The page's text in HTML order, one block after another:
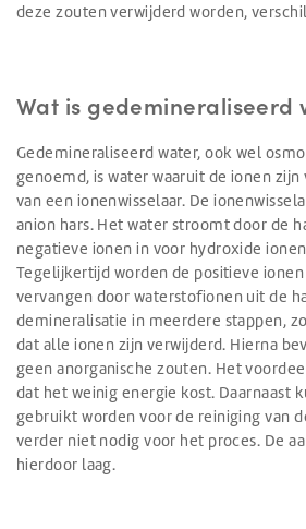
deze zouten verwijderd worden,
Wat is gedemineraliseerd
Gedemineraliseerd water, ook wel
genoemd, is water waaruit de ionen
van een ionenwisselaar. De
anion hars. Het water stroomt door de
negatieve ionen in voor hydroxide
Tegelijkertijd worden de positieve
vervangen door waterstofionen uit de
demineralisatie in meerdere stappen,
dat alle ionen zijn verwijderd. Hierna
geen anorganische zouten. Het
dat het weinig energie kost. Daarnaast
gebruikt worden voor de reiniging van
verder niet nodig voor het proces. De
hierdoor laag.